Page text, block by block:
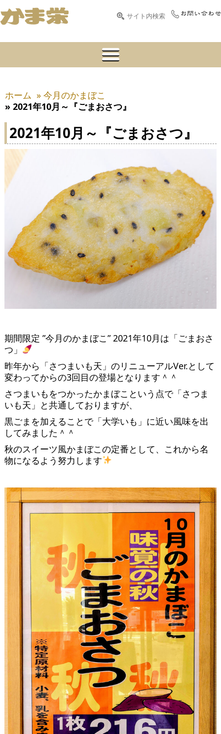
ホーム » 今月のかまぼこ
» 2021年10月～『ごまおさつ』
2021年10月～『ごまおさつ』
期間限定 ”今月のかまぼこ” 2021年10月は「ごまおさ
つ」
昨年から「さつまいも天」のリニューアルVer.として
変わってからの3回目の登場となります＾＾
さつまいもをつかったかまぼこという点で「さつま
いも天」と共通しておりますが、
黒ごまを加えることで「大学いも」に近い風味を出
してみました＾＾
秋のスイーツ風かまぼこの定番として、これから名
物になるよう努力します